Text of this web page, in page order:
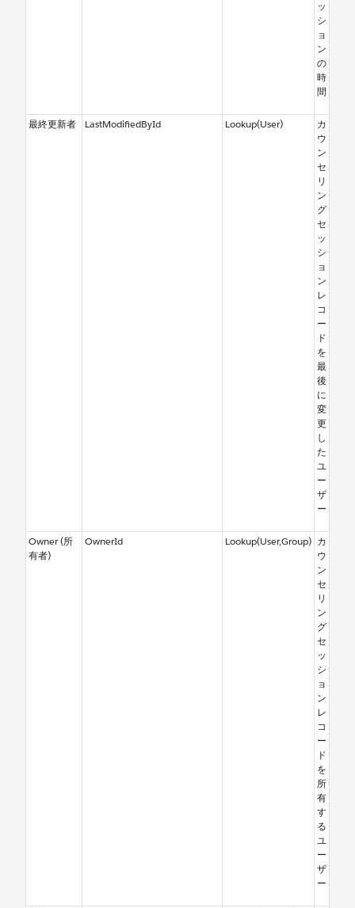
ッ
シ
ョ
ン
の
時
間
最終更新者 LastModifiedById Lookup(User)
カ
ウ
ン
セ
リ
ン
グ
セ
ッ
シ
ョ
ン
レ
コ
ー
ド
を
最
後
に
変
更
し
た
ユ
ー
ザ
ー
Owner (所
有者)
OwnerId Lookup(User,Group) カ
ウ
ン
セ
リ
ン
グ
セ
ッ
シ
ョ
ン
レ
コ
ー
ド
を
所
有
す
る
ユ
ー
ザ
ー